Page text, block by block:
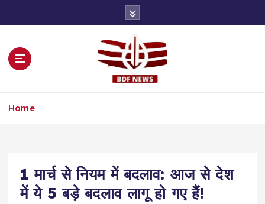
Home
1 मार्च से नियम में बदलाव: आज से देश
में ये 5 बड़े बदलाव लागू हो गए हैं!